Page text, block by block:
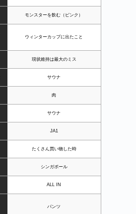
モンスターを飲む（ピンク）
ウィンターカップに出たこと
現状維持は最大のミス
サウナ
肉
サウナ
JA1
たくさん買い物した時
シンガポール
ALL IN
パンツ